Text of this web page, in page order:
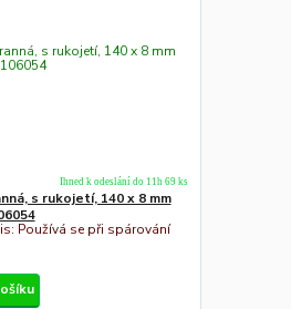
s rukojetí, 140 x 8 mm
Používá se při spárování
Ihned k odeslání do 11h 69 ks